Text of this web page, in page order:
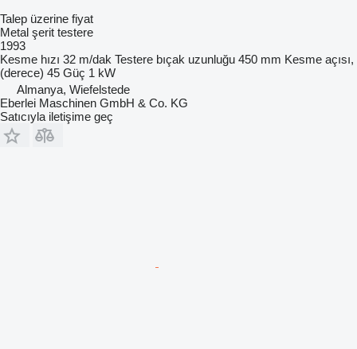
Talep üzerine fiyat
Metal şerit testere
1993
Kesme hızı 32 m/dak Testere bıçak uzunluğu 450 mm Kesme açısı,
(derece) 45 Güç 1 kW
Almanya, Wiefelstede
Eberlei Maschinen GmbH & Co. KG
Satıcıyla iletişime geç